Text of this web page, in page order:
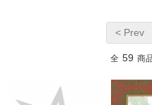
< Prev
全 59 商